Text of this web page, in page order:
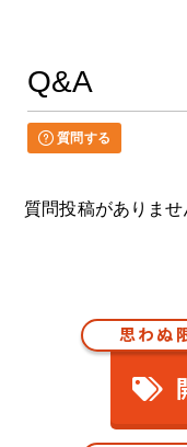
Q&A
質問する
質問投稿がありま
思わぬ